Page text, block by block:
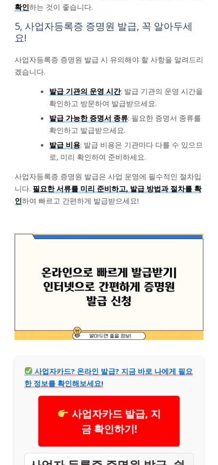
확인하는 것이 좋습니다.
5, 사업자등록증 증명원 발급, 꼭 알아두세
요!
사업자등록증 증명원 발급 시 유의해야 할 사항을 알려드리
겠습니다.
발급 기관의 운영 시간: 발급 기관의 운영 시간을
확인하고 방문하여 발급받으세요.
발급 가능한 증명서 종류: 필요한 증명서 종류를
확인하고 발급받으세요.
발급 비용: 발급 비용은 기관마다 다를 수 있으므
로, 미리 확인하여 준비하세요.
사업자등록증 증명원 발급은 사업 운영에 필수적인 절차입
니다. 필요한 서류를 미리 준비하고, 발급 방법과 절차를 확
인하여 빠르고 간편하게 발급받으세요!
사업자카드? 온라인 발급? 지금 바로 나에게 필요
한 정보를 확인해보세요!
사업자카드 발급, 지
금 확인하기!